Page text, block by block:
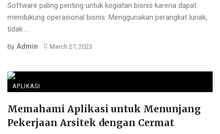
Software paling penting untuk kegiatan bisnis karena dapat
mendukung operasional bisnis. Menggunakan perangkat lunak,
tidak ...
By Admin March 27, 2023
APLIKASI
Memahami Aplikasi untuk Menunjang
Pekerjaan Arsitek dengan Cermat